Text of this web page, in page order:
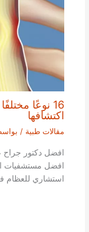
16 نوعًا
اكتشافها
مقالات طبية /
افضل دكتور جراح
افضل مستشفيات
استشاري للعظام